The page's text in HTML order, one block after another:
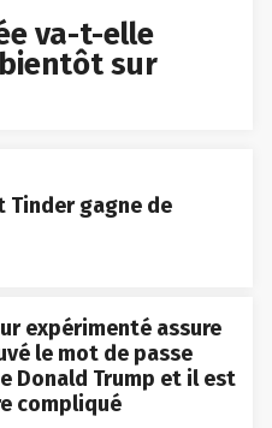
va-t-elle
sur
Tinder gagne de
expérimenté assure
le mot de passe
Donald Trump et il est
compliqué